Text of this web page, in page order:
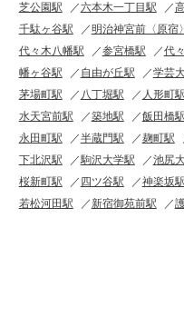
芝公園駅
六本木一丁目駅
千駄ヶ谷駅
明治神宮前〈原宿
代々木八幡駅
参宮橋駅 代
幡ヶ谷駅
自由が丘駅 学芸
茅場町駅
八丁堀駅 人形町駅
水天宮前駅
築地駅 飯田橋駅
永田町駅
半蔵門駅 麹町駅
下北沢駅
駒沢大学駅 池尻
桜新町駅
四ツ谷駅 神楽坂駅
若松河田駅
新宿御苑前駅